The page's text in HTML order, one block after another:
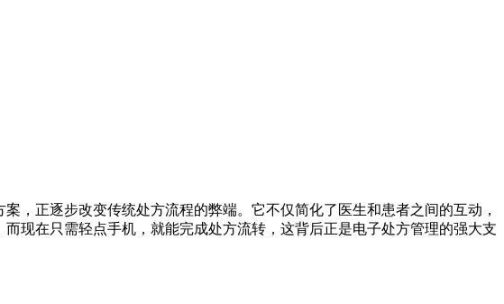
，正逐步改变传统处方流程的弊端。它不仅简化了医生和患者之间的互动，
现在只需轻点手机，就能完成处方流转，这背后正是电子处方管理的强大支